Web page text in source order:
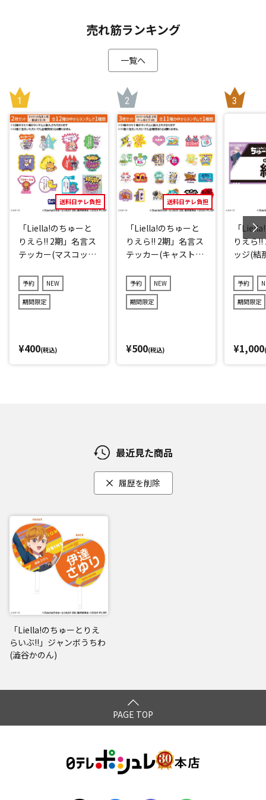
売れ筋ランキング
一覧へ
送料日テレ負担
「Liella!のちゅーと
りえら!! 2期」名言ス
テッカー(マスコット
(ランダム12種)
予約 NEW
期間限定
¥400(税込)
送料日テレ負担
「Liella!のちゅーと
りえら!! 2期」名言ス
テッカー(キャストve
ム11種)
予約 NEW
期間限定
¥500(税込)
「
りえら
ッジ(結
予約
期間限定
¥1,000
最近見た商品
履歴を削除
「Liella!のちゅーとりえ
らいぶ!!」ジャンボうちわ
(澁谷かのん)
PAGE TOP